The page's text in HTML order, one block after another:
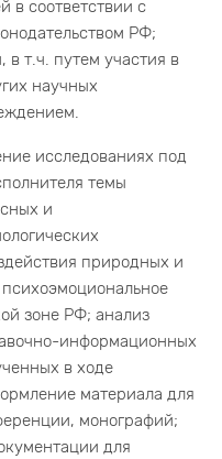
в соответствии с
РФ;
т.ч. путем участия в
научных
исследованиях под
темы
и
природных и
зоне РФ; анализ
информационных
в ходе
материала для
монографий;
для